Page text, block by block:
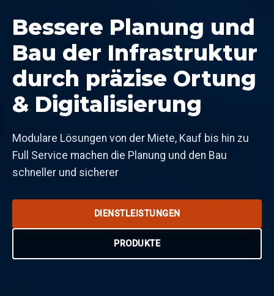
Bessere Planung und
Bau der Infrastruktur
durch präzise Ortung
& Digitalisierung
Modulare Lösungen von der Miete, Kauf bis hin zu
Full Service machen die Planung und den Bau
schneller und sicherer
DIENSTLEISTUNGEN
PRODUKTE